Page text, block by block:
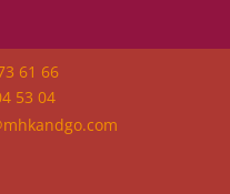
61 66
53 04